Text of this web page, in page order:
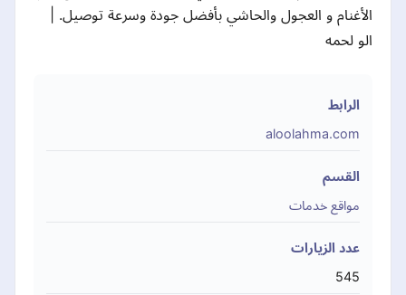
الأغنام و العجول والحاشي بأفضل جودة وسرعة توصيل. |
الو لحمه
الرابط
aloolahma.com
القسم
مواقع خدمات
عدد الزيارات
545